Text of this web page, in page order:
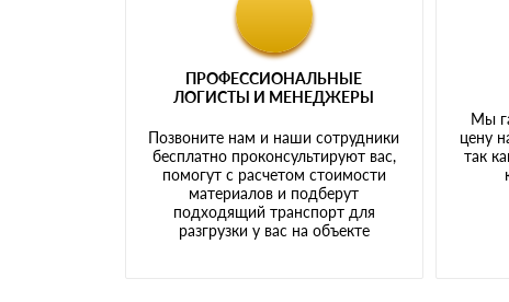
ПРОФЕССИОНАЛЬНЫЕ
ЛОГИСТЫ И МЕНЕДЖЕРЫ
Позвоните нам и наши сотрудники
бесплатно проконсультируют вас,
помогут с расчетом стоимости
материалов и подберут
подходящий транспорт для
разгрузки у вас на объекте
Мы
цену
так